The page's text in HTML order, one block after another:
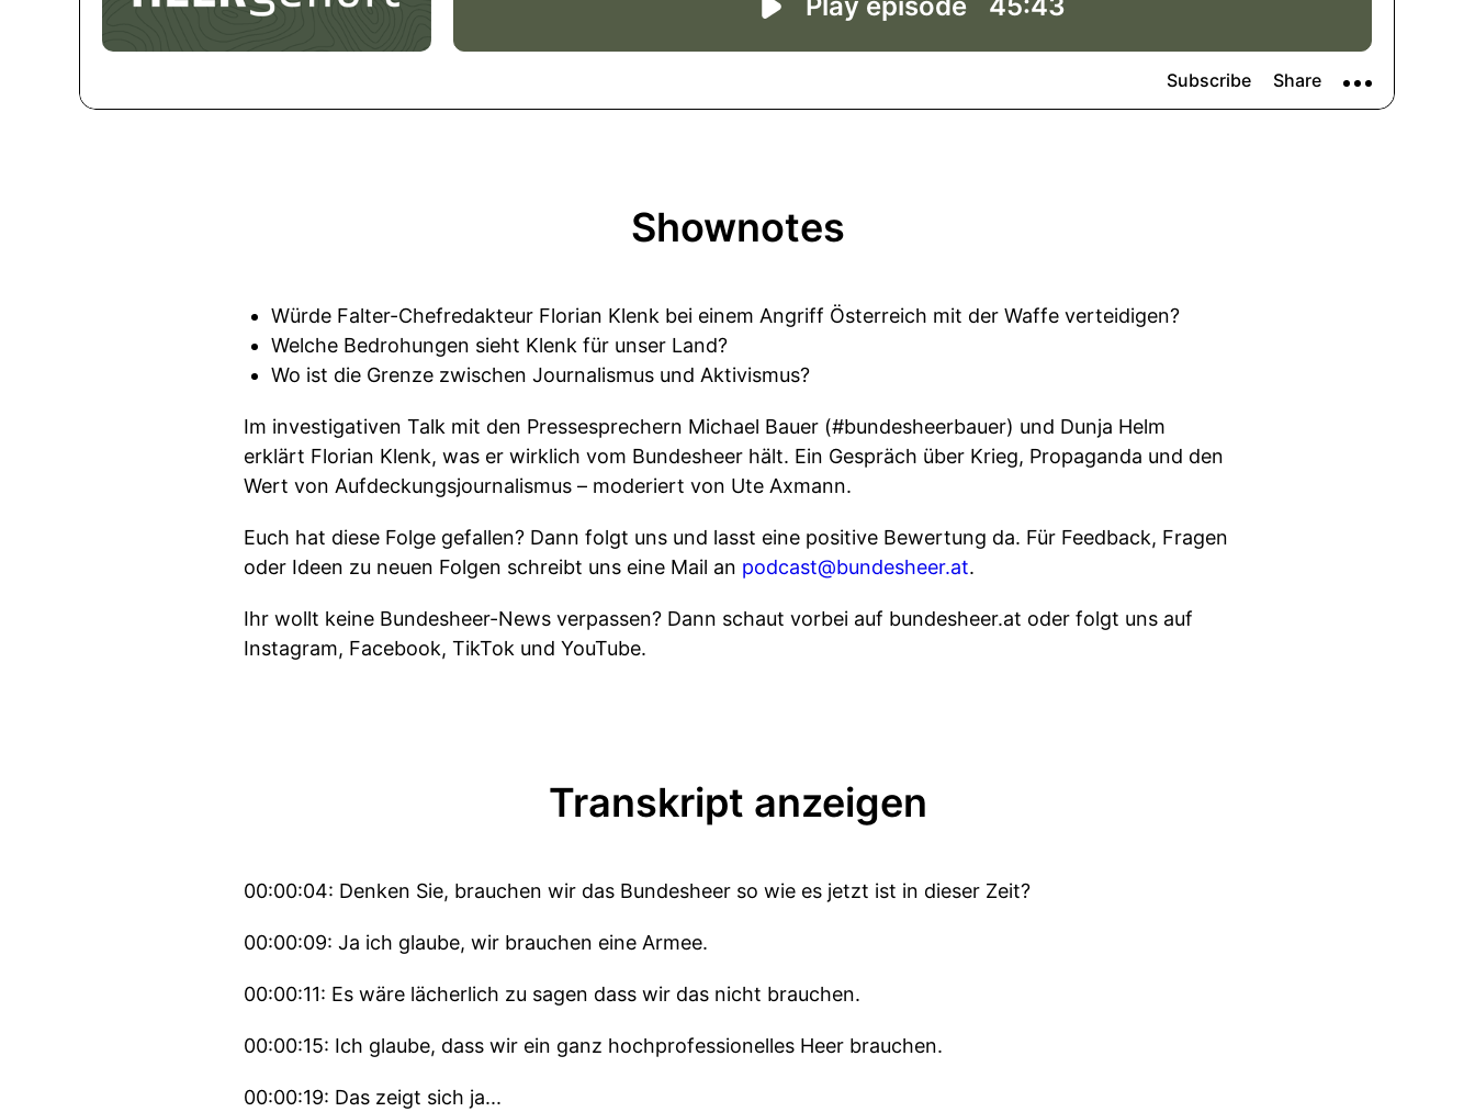
Shownotes
Würde Falter-Chefredakteur Florian Klenk bei einem Angriff Österreich mit der Waffe verteidigen?
Welche Bedrohungen sieht Klenk für unser Land?
Wo ist die Grenze zwischen Journalismus und Aktivismus?
Im investigativen Talk mit den Pressesprechern Michael Bauer (#bundesheerbauer) und Dunja Helm
erklärt Florian Klenk, was er wirklich vom Bundesheer hält. Ein Gespräch über Krieg, Propaganda und den
Wert von Aufdeckungsjournalismus – moderiert von Ute Axmann.
Euch hat diese Folge gefallen? Dann folgt uns und lasst eine positive Bewertung da. Für Feedback, Fragen
oder Ideen zu neuen Folgen schreibt uns eine Mail an podcast@bundesheer.at.
Ihr wollt keine Bundesheer-News verpassen? Dann schaut vorbei auf bundesheer.at oder folgt uns auf
Instagram, Facebook, TikTok und YouTube.
Transkript anzeigen
00:00:04: Denken Sie, brauchen wir das Bundesheer so wie es jetzt ist in dieser Zeit?
00:00:09: Ja ich glaube, wir brauchen eine Armee.
00:00:11: Es wäre lächerlich zu sagen dass wir das nicht brauchen.
00:00:15: Ich glaube, dass wir ein ganz hochprofessionelles Heer brauchen.
00:00:19: Das zeigt sich ja...